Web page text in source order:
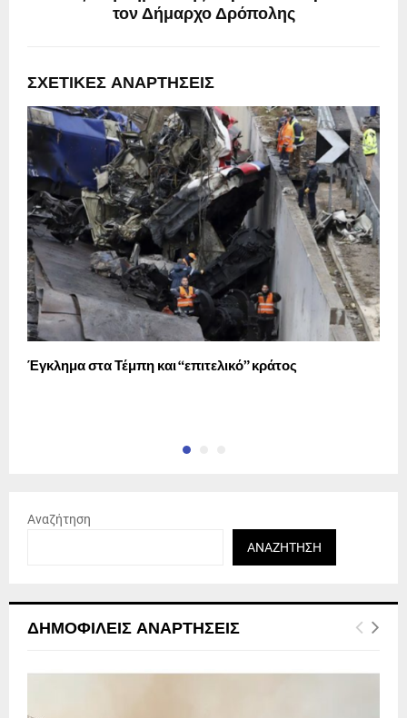
τον Δήμαρχο Δρόπολης
ΣΧΕΤΙΚΈΣ ΑΝΑΡΤΉΣΕΙΣ
Έγκλημα στα Τέμπη και “επιτελικό” κράτος
Αναζήτηση
ΑΝΑΖΉΤΗΣΗ
ΔΗΜΟΦΙΛΕΊΣ ΑΝΑΡΤΉΣΕΙΣ